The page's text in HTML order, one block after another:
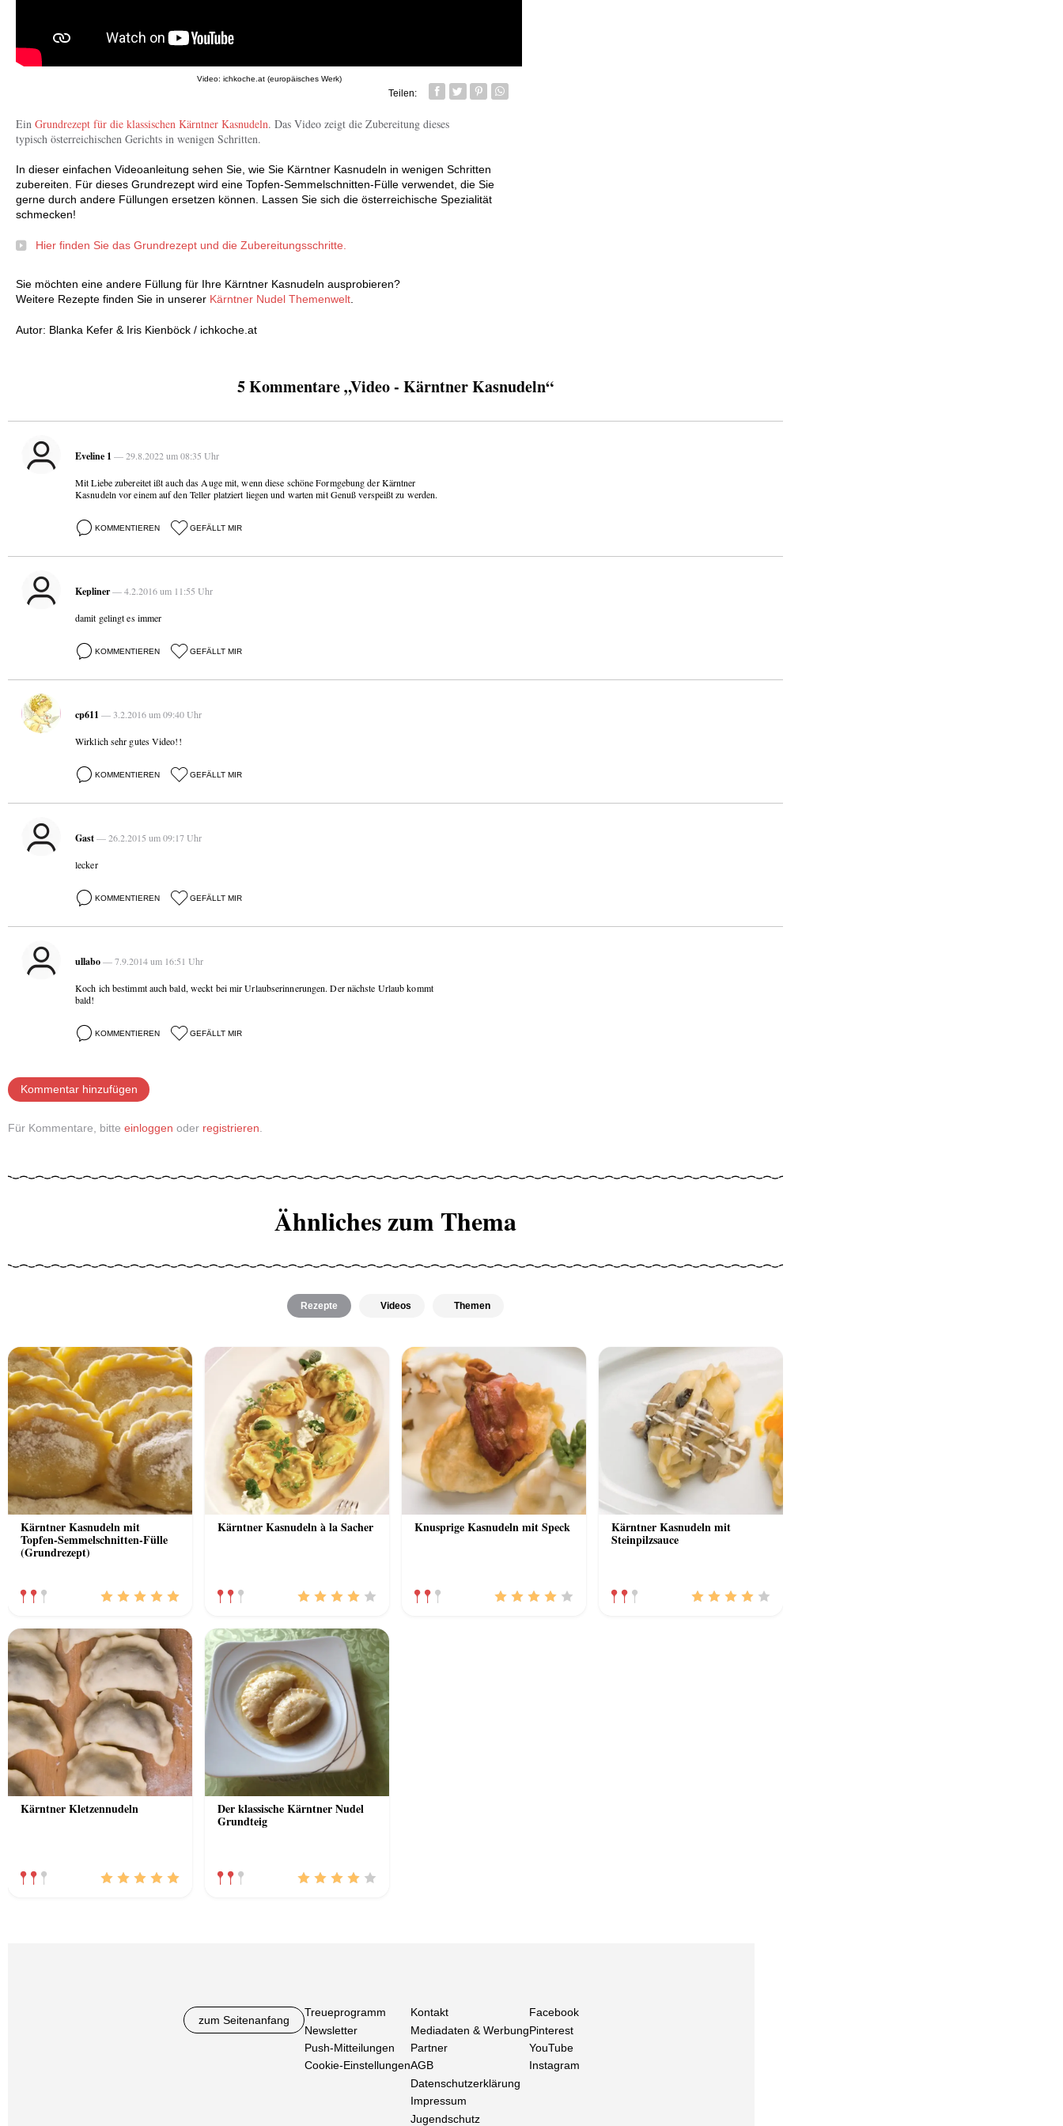
Video: ichkoche.at (europäisches Werk)
Teilen:
Facebook
TwitterPin itWhatsapp senden
Ein Grundrezept für die klassischen Kärntner Kasnudeln. Das Video zeigt die Zubereitung dieses
typisch österreichischen Gerichts in wenigen Schritten.
In dieser einfachen Videoanleitung sehen Sie, wie Sie Kärntner Kasnudeln in wenigen Schritten
zubereiten. Für dieses Grundrezept wird eine Topfen-Semmelschnitten-Fülle verwendet, die Sie
gerne durch andere Füllungen ersetzen können. Lassen Sie sich die österreichische Spezialität
schmecken!
Hier finden Sie das Grundrezept und die Zubereitungsschritte.
Sie möchten eine andere Füllung für Ihre Kärntner Kasnudeln ausprobieren?
Weitere Rezepte finden Sie in unserer Kärntner Nudel Themenwelt
Autor: Blanka Kefer & Iris Kienböck / ichkoche.at
5 Kommentare „Video - Kärntner Kasnudeln“
Eveline 1 — 29.8.2022 um 08:35 Uhr
Mit Liebe zubereitet ißt auch das Auge mit, wenn diese schöne Formgebung der Kärntner
Kasnudeln vor einem auf den Teller platziert liegen und warten mit Genuß verspeißt zu werden.
KOMMENTIEREN GEFÄLLT MIR
Kepliner— 4.2.2016 um 11:55 Uhr
damit gelingt es immer
KOMMENTIEREN GEFÄLLT MIR
cp611 — 3.2.2016 um 09:40 Uhr
Wirklich sehr gutes Video!!
KOMMENTIEREN GEFÄLLT MIR
Gast— 26.2.2015 um 09:17 Uhr
lecker
KOMMENTIEREN GEFÄLLT MIR
ullabo— 7.9.2014 um 16:51 Uhr
Koch ich bestimmt auch bald, weckt bei mir Urlaubserinnerungen. Der nächste Urlaub kommt
bald!
KOMMENTIEREN GEFÄLLT MIR
Kommentar hinzufügen
Für Kommentare, bitte einloggen oder registrieren
Ähnliches zum Thema
Rezepte Videos Themen
Kärntner Kasnudeln mit
Topfen-Semmelschnitten-Fülle
(Grundrezept)
Kärntner Kasnudeln à la Sacher Knusprige Kasnudeln mit Speck Kärntner Kasnudeln mit
Steinpilzsauce
Kärntner Kletzennudeln Der klassische Kärntner Nudel
Grundteig
zum Seitenanfang
Treueprogramm
Newsletter
Push-Mitteilungen
Cookie-Einstellungen
Kontakt
Mediadaten & Werbung
Partner
AGB
Datenschutzerklärung
Impressum
Jugendschutz
Facebook
Pinterest
YouTube
Instagram